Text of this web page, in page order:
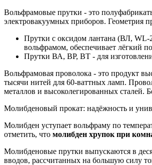
Вольфрамовые прутки - это
электровакуумных приборов. Геометрия
Прутки с оксидом лантана (ВЛ, WL-
вольфрамом, обеспечивает лёгкий
Прутки ВА, ВР, ВТ - для
Вольфрамовая проволока - это продукт
тысячи нитей для 60-ваттных ламп.
металлов и высоколегированных сталей.
Молибденовый прокат: надёжность и
Молибден уступает вольфраму по
отметить, что молибден хрупок при
Молибденовые прутки выпускаются в
вводов, рассчитанных на большую силу